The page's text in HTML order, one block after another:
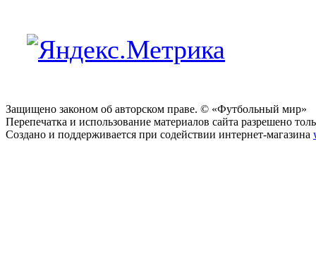
Защищено законом об авторском праве. © «Футбольный мир»
Перепечатка и использование материалов сайта разрешено
Создано и поддерживается при содействии интернет-магазина